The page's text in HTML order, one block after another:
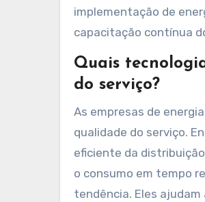
implementação de
capacitação contínua
Quais
do serviço?
As empresas de
qualidade do serviço.
eficiente da
o consumo em tempo
tendência. Eles